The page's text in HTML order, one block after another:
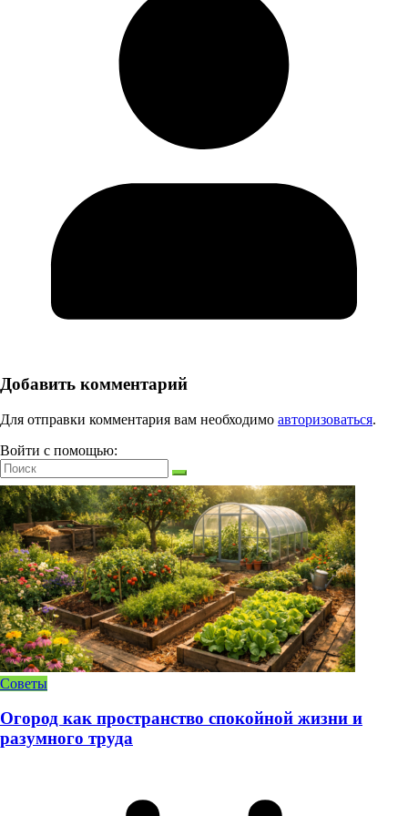
Добавить комментарий
Для отправки комментария вам необходимо авторизоваться.
Войти с помощью:
Советы
Огород как пространство спокойной жизни и
разумного труда